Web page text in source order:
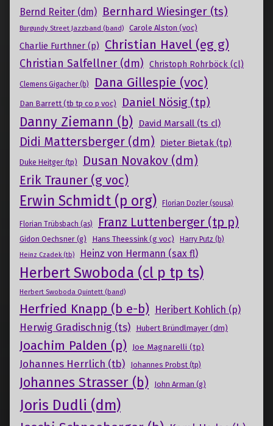
Bernd Reiter (dm) Bernhard Wiesinger (ts)
Burgundy Street Jazzband (band) Carole Alston (voc)
Charlie Furthner (p) Christian Havel (eg g)
Christian Salfellner (dm) Christoph Rohrböck (cl)
Clemens Gigacher (b) Dana Gillespie (voc)
Dan Barrett (tb tp co p voc) Daniel Nösig (tp)
Danny Ziemann (b) David Marsall (ts cl)
Didi Mattersberger (dm) Dieter Bietak (tp)
Duke Heitger (tp) Dusan Novakov (dm)
Erik Trauner (g voc)
Erwin Schmidt (p org) Florian Dozler (sousa)
Florian Trübsbach (as) Franz Luttenberger (tp p)
Gidon Oechsner (g) Hans Theessink (g voc) Harry Putz (b)
Heinz Czadek (tb) Heinz von Hermann (sax fl)
Herbert Swoboda (cl p tp ts)
Herbert Swoboda Quintett (band)
Herfried Knapp (b e-b) Heribert Kohlich (p)
Herwig Gradischnig (ts) Hubert Bründlmayer (dm)
Joachim Palden (p) Joe Magnarelli (tp)
Johannes Herrlich (tb) Johannes Probst (tp)
Johannes Strasser (b) John Arman (g)
Joris Dudli (dm)